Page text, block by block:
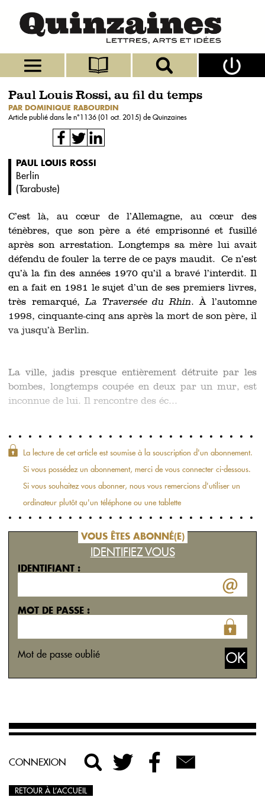
Paul Louis Rossi, au fil du temps
PAR DOMINIQUE RABOURDIN
Article publié dans le n°1136 (01 oct. 2015) de Quinzaines
PAUL LOUIS ROSSI
Berlin
(Tarabuste)
C’est là, au cœur de l’Allemagne, au cœur des
ténèbres, que son père a été emprisonné et fusillé
après son arrestation. Longtemps sa mère lui avait
défendu de fouler la terre de ce pays maudit. Ce n’est
qu’à la fin des années 1970 qu’il a bravé l’interdit. Il
en a fait en 1981 le sujet d’un de ses premiers livres,
très remarqué,La Traversée du Rhin. À l’automne
1998, cinquante-cinq ans après la mort de son père, il
va jusqu’à Berlin.
La ville, jadis presque entièrement détruite par les
bombes, longtemps coupée en deux par un mur, est
inconnue de lui. Il rencontre des éc...
La lecture de cet article est soumise à la souscription d'un abonnement.
Si vous possédez un abonnement, merci de vous connecter ci-dessous.
Si vous souhaitez vous abonner, nous vous remercions d'utiliser un
ordinateur plutôt qu'un téléphone ou une tablette
VOUS ÊTES ABONNÉ(E)
IDENTIFIEZ VOUS
IDENTIFIANT :
MOT DE PASSE :
Mot de passe oublié
CONNEXION
RETOUR À L’ACCUEIL